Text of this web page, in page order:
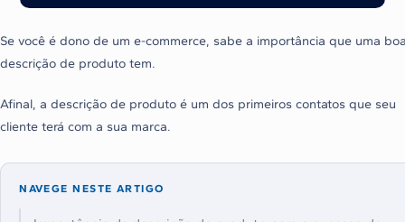
Se você é dono de um e-commerce, sabe a importância que uma
descrição de produto tem.
Afinal, a descrição de produto é um dos primeiros contatos que seu
cliente terá com a sua marca.
NAVEGE NESTE ARTIGO